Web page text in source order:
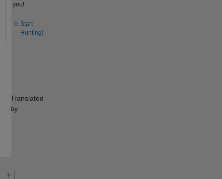
you!
Start
Hunting!
Translated
by
ト